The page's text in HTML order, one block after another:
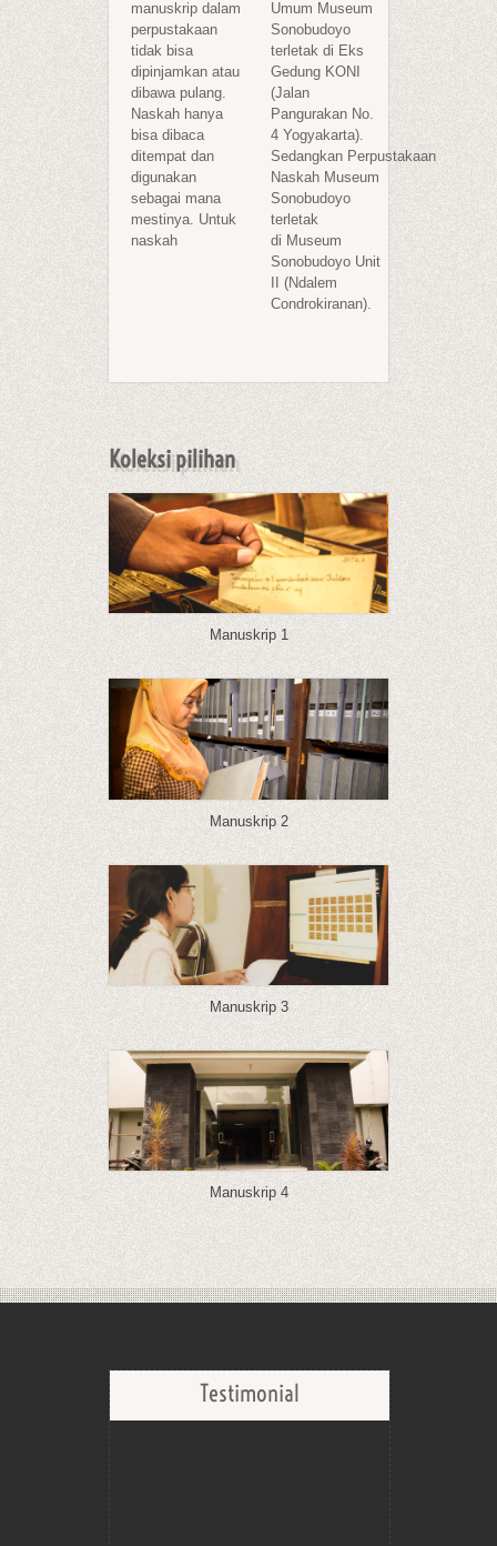
manuskrip dalam
perpustakaan
tidak bisa
dipinjamkan atau
dibawa pulang.
Naskah hanya
bisa dibaca
ditempat dan
digunakan
sebagai mana
mestinya. Untuk
naskah
Umum Museum
Sonobudoyo
terletak di Eks
Gedung KONI
(Jalan
Pangurakan No.
4 Yogyakarta).
Sedangkan Perpustakaan
Naskah Museum
Sonobudoyo
terletak
di Museum
Sonobudoyo Unit
II (Ndalem
Condrokiranan).
Koleksi pilihan
Manuskrip 1
Manuskrip 2
Manuskrip 3
Manuskrip 4
Testimonial